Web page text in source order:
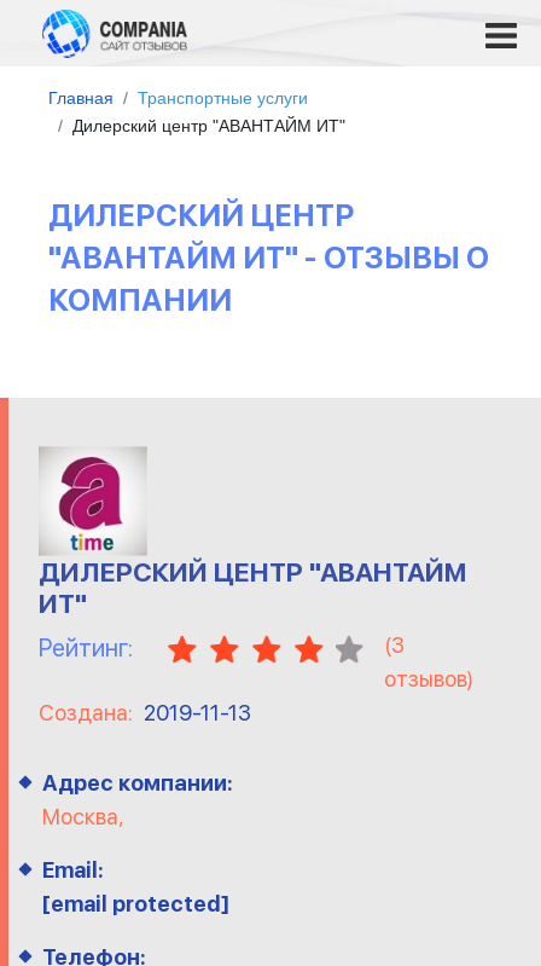
Главная
Транспортные услуги
Дилерский центр "АВАНТАЙМ ИТ"
ДИЛЕРСКИЙ ЦЕНТР
"АВАНТАЙМ ИТ" - ОТЗЫВЫ О
КОМПАНИИ
ДИЛЕРСКИЙ ЦЕНТР "АВАНТАЙМ
ИТ"
Рейтинг: (3
отзывов)
Создана: 2019-11-13
Адрес компании:
Москва,
Email:
[email protected]
Телефон: